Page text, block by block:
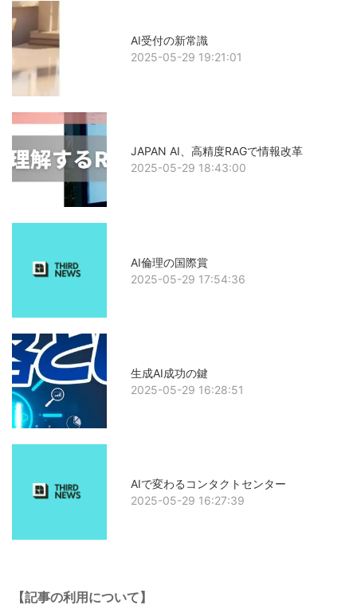
AI受付の新常識
2025-05-29 19:21:01
JAPAN AI、高精度RAGで情報改革
2025-05-29 18:43:00
AI倫理の国際賞
2025-05-29 17:54:36
生成AI成功の鍵
2025-05-29 16:28:51
AIで変わるコンタクトセンター
2025-05-29 16:27:39
【記事の利用について】